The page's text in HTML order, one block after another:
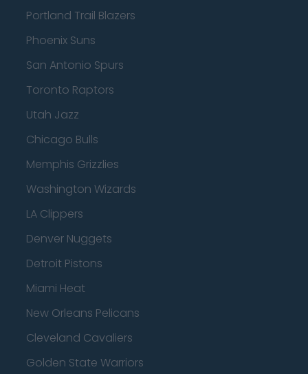
Portland Trail Blazers
Phoenix Suns
San Antonio Spurs
Toronto Raptors
Utah Jazz
Chicago Bulls
Memphis Grizzlies
Washington Wizards
LA Clippers
Denver Nuggets
Detroit Pistons
Miami Heat
New Orleans Pelicans
Cleveland Cavaliers
Golden State Warriors